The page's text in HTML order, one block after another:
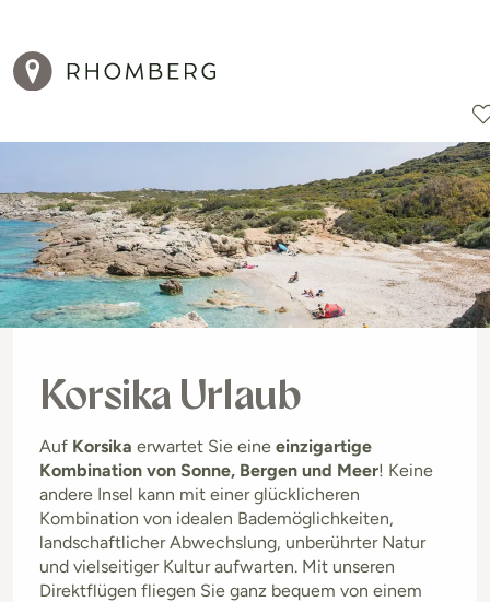
Reiseziele Reisearten Aktionen
Korsika Urlaub
Auf Korsika erwartet Sie eine einzigartige
Kombination von Sonne, Bergen und Meer! Keine
andere Insel kann mit einer glücklicheren
Kombination von idealen Bademöglichkeiten,
landschaftlicher Abwechslung, unberührter Natur
und vielseitiger Kultur aufwarten. Mit unseren
Direktflügen fliegen Sie ganz bequem von einem